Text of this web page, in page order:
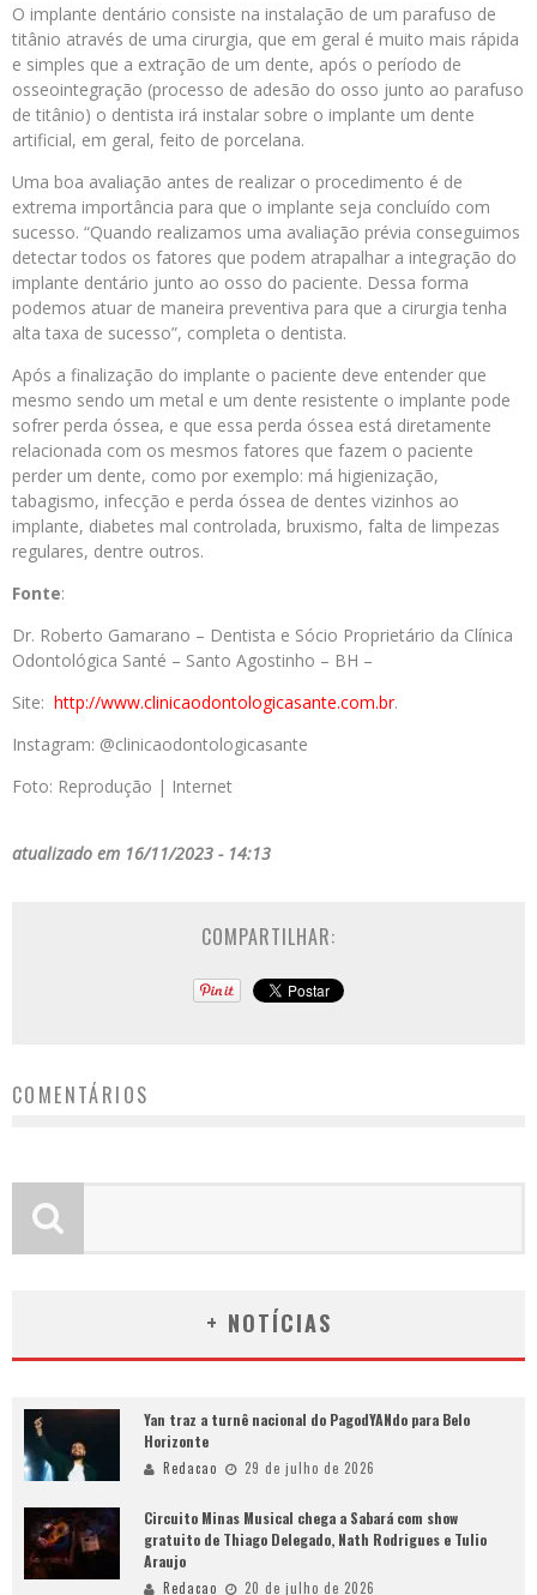
O implante dentário consiste na instalação de um parafuso de
titânio através de uma cirurgia, que em geral é muito mais rápida
e simples que a extração de um dente, após o período de
osseointegração (processo de adesão do osso junto ao parafuso
de titânio) o dentista irá instalar sobre o implante um dente
artificial, em geral, feito de porcelana.
Uma boa avaliação antes de realizar o procedimento é de
extrema importância para que o implante seja concluído com
sucesso. “Quando realizamos uma avaliação prévia conseguimos
detectar todos os fatores que podem atrapalhar a integração do
implante dentário junto ao osso do paciente. Dessa forma
podemos atuar de maneira preventiva para que a cirurgia tenha
alta taxa de sucesso”, completa o dentista.
Após a finalização do implante o paciente deve entender que
mesmo sendo um metal e um dente resistente o implante pode
sofrer perda óssea, e que essa perda óssea está diretamente
relacionada com os mesmos fatores que fazem o paciente
perder um dente, como por exemplo: má higienização,
tabagismo, infecção e perda óssea de dentes vizinhos ao
implante, diabetes mal controlada, bruxismo, falta de limpezas
regulares, dentre outros.
Fonte:
Dr. Roberto Gamarano – Dentista e Sócio Proprietário da Clínica
Odontológica Santé – Santo Agostinho – BH –
Site: http://www.clinicaodontologicasante.com.br.
Instagram: @clinicaodontologicasante
Foto: Reprodução | Internet
atualizado em 16/11/2023 - 14:13
COMPARTILHAR:
COMENTÁRIOS
+ NOTÍCIAS
Yan traz a turnê nacional do PagodYANdo para Belo
Horizonte
Redacao 29 de julho de 2026
Circuito Minas Musical chega a Sabará com show
gratuito de Thiago Delegado, Nath Rodrigues e Tulio
Araujo
Redacao 20 de julho de 2026